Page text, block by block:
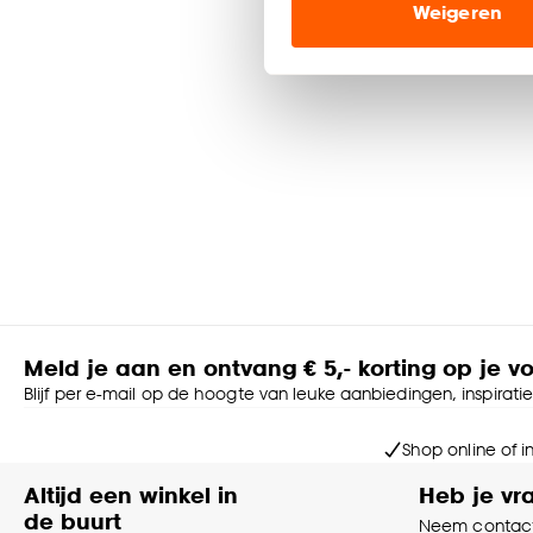
ook buiten de
Klik op ‘Ja, alles
noodzakelijke cookies
Weigeren
Meld je aan en ontvang € 5,- korting op je
Blijf per e-mail op de hoogte van leuke aanbiedingen,
Shop online of
Altijd een winkel in
de buurt
Heb je
Neem